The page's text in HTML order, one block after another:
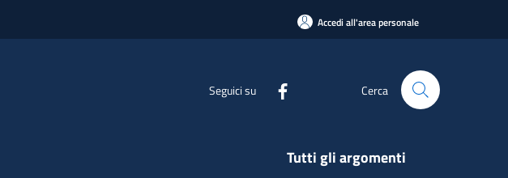
Accedi all'area personale
Seguici su Cerca
Tutti gli argomenti